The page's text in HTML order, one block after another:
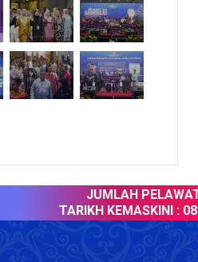
JUMLAH PELAWAT :
TARIKH KEMASKINI : 08